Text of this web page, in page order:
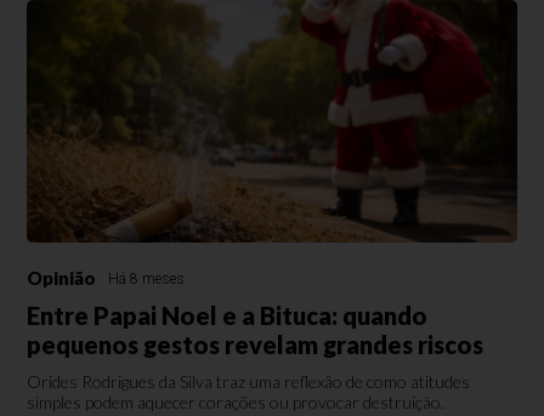
Opinião Há 8 meses
Entre Papai Noel e a Bituca: quando
pequenos gestos revelam grandes riscos
Orides Rodrigues da Silva traz uma reflexão de como atitudes
simples podem aquecer corações ou provocar destruição.